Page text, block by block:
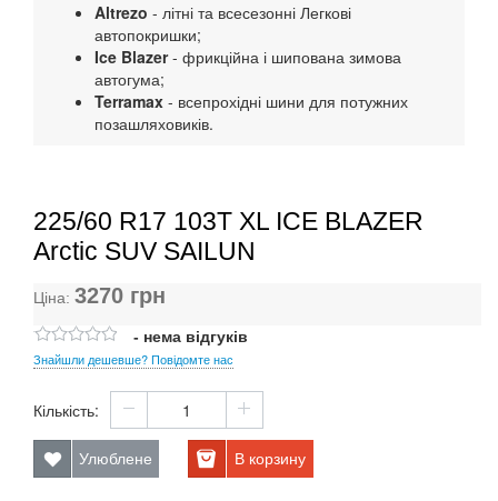
Altrezo - літні та всесезонні Легкові
автопокришки;
Ice Blazer- фрикційна і шипована зимова
автогума;
Terramax - всепрохідні шини для потужних
позашляховиків.
225/60 R17 103T XL ICE BLAZER
Arctic SUV SAILUN
Ціна: 3270 грн
- нема відгуків
Знайшли дешевше? Повідомте нас
Кількість:
Улюблене В корзину